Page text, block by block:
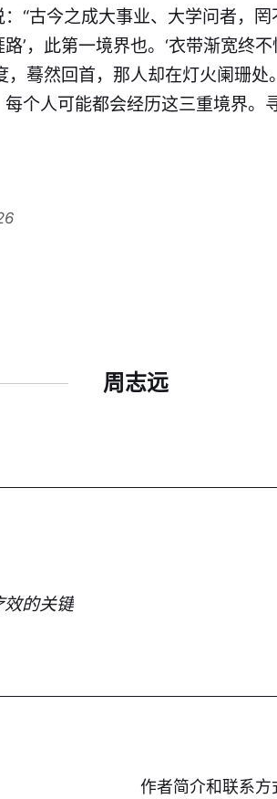
“古今之成大事业、大学问者，罔
’，此第一境界也。‘衣带渐宽终
，蓦然回首，那人却在灯火阑珊处
个人可能都会经历这三重境界。
周志远
的关键
作者简介和联系方